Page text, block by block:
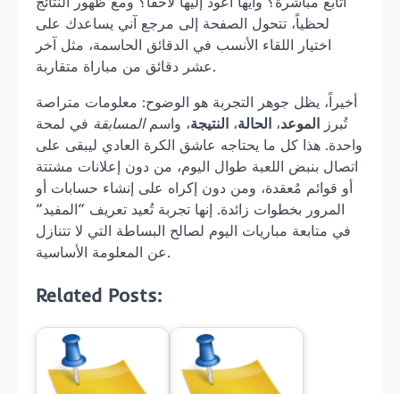
لحظياً، تتحول الصفحة إلى مرجع آني يساعدك على
اختيار اللقاء الأنسب في الدقائق الحاسمة، مثل آخر
عشر دقائق من مباراة متقاربة.
أخيراً، يظل جوهر التجربة هو الوضوح: معلومات متراصة
تُبرز الموعد، الحالة، النتيجة، واسمالمسابقة في لمحة
واحدة. هذا كل ما يحتاجه عاشق الكرة العادي ليبقى على
اتصال بنبض اللعبة طوال اليوم، من دون إعلانات مشتتة
أو قوائم مُعقدة، ومن دون إكراه على إنشاء حسابات أو
المرور بخطوات زائدة. إنها تجربة تُعيد تعريف “المفيد”
في متابعة مباريات اليوم لصالح البساطة التي لا تتنازل
عن المعلومة الأساسية.
Related Posts: